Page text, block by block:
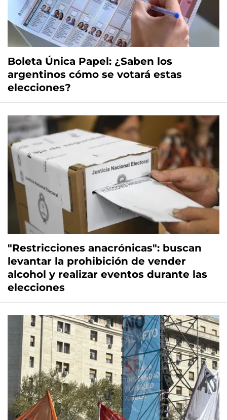
Boleta Única Papel: ¿Saben los
argentinos cómo se votará estas
elecciones?
"Restricciones anacrónicas": buscan
levantar la prohibición de vender
alcohol y realizar eventos durante las
elecciones